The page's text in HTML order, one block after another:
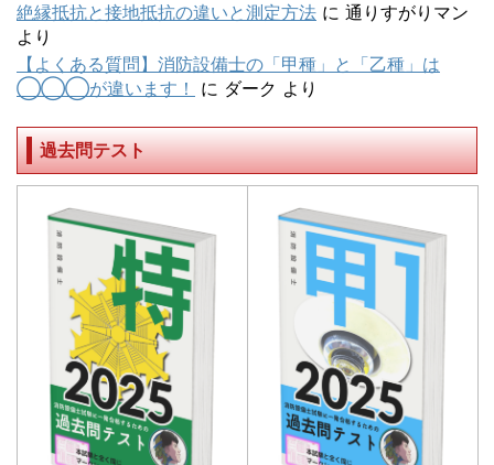
絶縁抵抗と接地抵抗の違いと測定方法 に 通りすがりマン
より
【よくある質問】消防設備士の「甲種」と「乙種」は
◯◯◯が違います！
に ダーク より
過去問テスト